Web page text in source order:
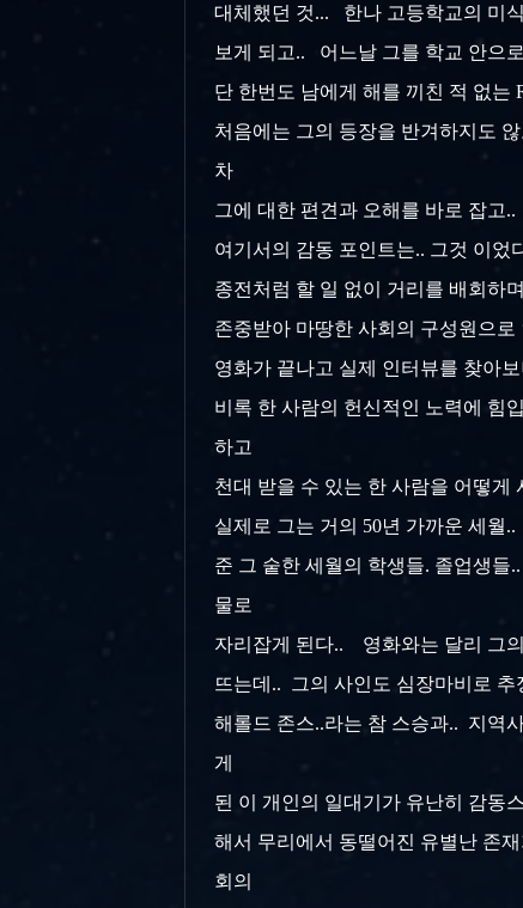
대체했던 것... 한나 고등학교의 미
보게 되고.. 어느날 그를 학교 안으
단 한번도 남에게 해를 끼친 적 없는
처음에는 그의 등장을 반겨하지도
차
그에 대한 편견과 오해를 바로 잡고
여기서의 감동 포인트는.. 그것 이
종전처럼 할 일 없이 거리를 배회하
존중받아 마땅한 사회의 구성원으
영화가 끝나고 실제 인터뷰를 찾아
비록 한 사람의 헌신적인 노력에 힘
하고
천대 받을 수 있는 한 사람을 어떻게
실제로 그는 거의 50년 가까운 세월
준 그 숱한 세월의 학생들. 졸업생
물로
자리잡게 된다.. 영화와는 달리 그의
뜨는데.. 그의 사인도 심장마비로
해롤드 존스..라는 참 스승과.. 지역
게
된 이 개인의 일대기가 유난히 감동
해서 무리에서 동떨어진 유별난 존
회의